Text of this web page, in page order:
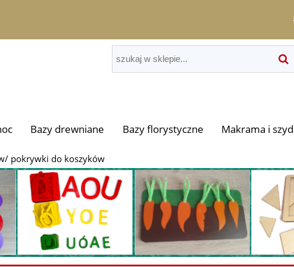
Bazy drewniane Bazy florystyczne Makrama i
pokrywki do koszyków